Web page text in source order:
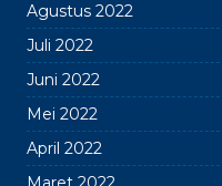
Agustus 2022
Juli 2022
Juni 2022
Mei 2022
April 2022